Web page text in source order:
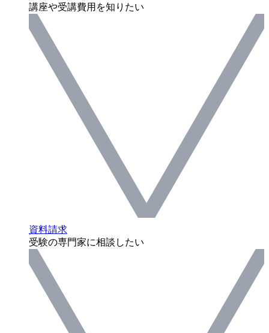
講座や受講費用を知りたい
資料請求
受験の専門家に相談したい